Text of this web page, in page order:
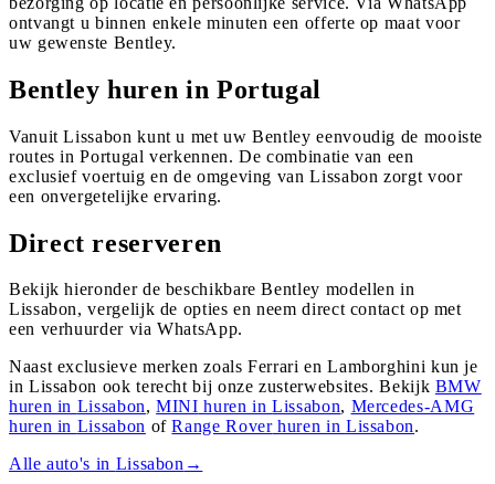
ontvangt u binnen enkele minuten een offerte op maat voor
uw gewenste Bentley.
Bentley huren in Portugal
Vanuit Lissabon kunt u met uw Bentley eenvoudig de mooiste
routes in Portugal verkennen. De combinatie van een
exclusief voertuig en de omgeving van Lissabon zorgt voor
een onvergetelijke ervaring.
Direct reserveren
Bekijk hieronder de beschikbare Bentley modellen in
Lissabon, vergelijk de opties en neem direct contact op met
een verhuurder via WhatsApp.
Naast exclusieve merken zoals Ferrari en Lamborghini kun je
in Lissabon ook terecht bij onze zusterwebsites. Bekijk BMW
huren in Lissabon,MINI huren inLissabon, Mercedes-AMG
huren in Lissabon ofRange Roverhuren in Lissabon.
Alle auto's in Lissabon →